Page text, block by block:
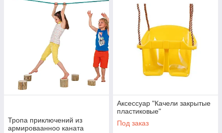
Тропа приключений из
армироваанноо каната
Аксессуар "Качели закрытые
пластиковые"
Под заказ